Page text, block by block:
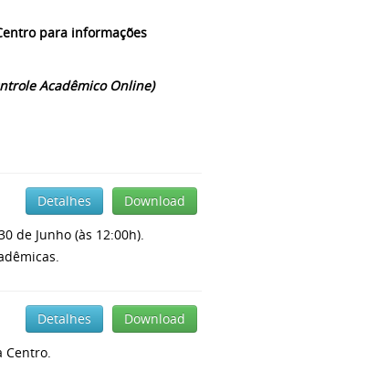
para informações
Acadêmico Online)
Download
Detalhes
de Junho (às 12:00h).
Download
Detalhes
Centro.